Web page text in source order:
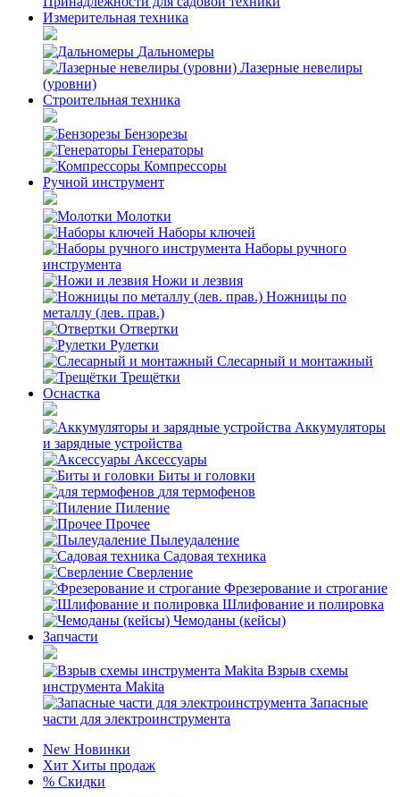
Измерительная техника
Дальномеры
Лазерные невелиры
(уровни)
Строительная техника
Бензорезы
Генераторы
Компрессоры
Ручной инструмент
Молотки
Наборы ключей
Наборы ручного
инструмента
Ножи и лезвия
Ножницы по
металлу (лев. прав.)
Отвертки
Рулетки
Слесарный и монтажный
Трещётки
Оснастка
Аккумуляторы
и зарядные устройства
Аксессуары
Биты и головки
для термофенов
Пиление
Прочее
Пылеудаление
Садовая техника
Сверление
Фрезерование и строгание
Шлифование и полировка
Чемоданы (кейсы)
Запчасти
Взрыв схемы
инструмента Makita
Запасные
части для электроинструмента
New Новинки
Хит Хиты продаж
% Скидки